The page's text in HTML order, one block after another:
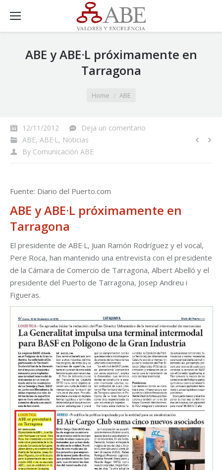
ABE y ABE·L próximamente en
Tarragona
Home ABE
12/11/2012
Deja un comentario
ABE, ABE·L, Noticias
By Comunicación ABE
Fuente: Diario del Puerto.com
ABE y ABE·L próximamente en
Tarragona
El presidente de ABE·L, Juan Ramón Rodríguez y el vocal,
Pere Roca, han mantenido una entrevista con el presidente
de la Cámara de Comercio de Tarragona, Albert Abelló y el
presidente del Puerto de Tarragona, Josep Andreu i
Figueras.